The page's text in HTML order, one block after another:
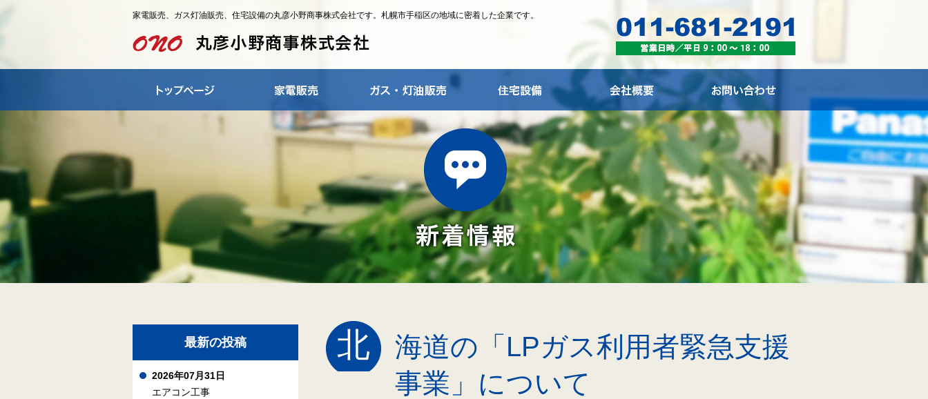
家電販売、ガス灯油販売、住宅設備の丸彦小野商事株式会社です。札幌市手稲区の地域に密着した企業です。
北
海道の「LPガス利用者緊急支援
事業」について
最新の投稿
2026年07月31日
エアコン工事